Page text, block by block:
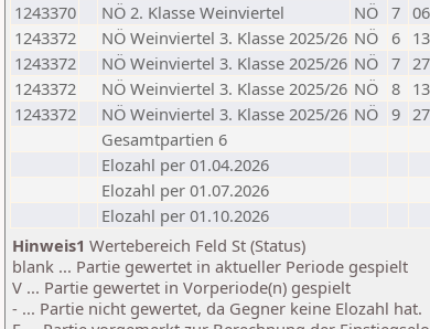
1243370
NÖ 2. Klasse Weinviertel NÖ 7
1243372
NÖ Weinviertel 3. Klasse 2025/26 NÖ 6
1243372
NÖ Weinviertel 3. Klasse 2025/26 NÖ 7
1243372
NÖ Weinviertel 3. Klasse 2025/26 NÖ 8
1243372
NÖ Weinviertel 3. Klasse 2025/26 NÖ 9
Gesamtpartien 6
Elozahl per 01.04.2026
Elozahl per 01.07.2026
Elozahl per 01.10.2026
Hinweis1 Wertebereich Feld St (Status)
blank ... Partie gewertet in aktueller Periode gespielt
V ... Partie gewertet in Vorperiode(n) gespielt
- ... Partie nicht gewertet, da Gegner keine Elozahl hat.